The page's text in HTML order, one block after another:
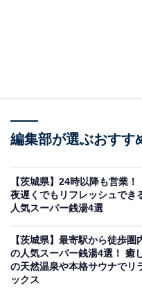
「ふれあいセンター湯楽々（ゆら
編集部が選ぶおすす
【茨城県】24時以降も営業！
夜遅くでもリフレッシュでき
人気スーパー銭湯4選
【茨城県】最寄駅から徒歩圏
の人気スーパー銭湯4選！ 癒
の天然温泉や本格サウナでリ
ックス